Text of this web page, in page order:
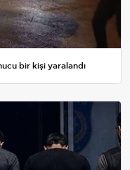
bir kişi yaralandı